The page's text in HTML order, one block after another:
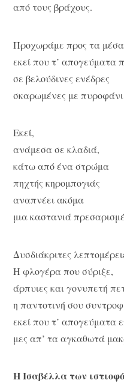
από τους βράχους.
Προχωράμε προς τα
εκεί που τ’ απογεύματα
σε βελούδινες ενέδρες
σκαρωμένες με
Εκεί,
ανάμεσα σε κλαδιά,
κάτω από ένα στρώμα
πηχτής κηρομπογιάς
αναπνέει ακόμα
μια καστανιά
Δυσδιάκριτες
Η φλογέρα που σύριξε,
άρπυιες και γονυπετή
η παντοτινή σου
εκεί που τ’ απογεύματα
μες απ’ τα αγκαθωτά
Η Ισαβέλλα των